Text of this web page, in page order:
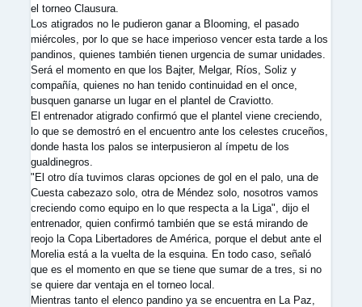
el torneo Clausura.
Los atigrados no le pudieron ganar a Blooming, el pasado
miércoles, por lo que se hace imperioso vencer esta tarde a los
pandinos, quienes también tienen urgencia de sumar unidades.
Será el momento en que los Bajter, Melgar, Ríos, Soliz y
compañía, quienes no han tenido continuidad en el once,
busquen ganarse un lugar en el plantel de Craviotto.
El entrenador atigrado confirmó que el plantel viene creciendo,
lo que se demostró en el encuentro ante los celestes cruceños,
donde hasta los palos se interpusieron al ímpetu de los
gualdinegros.
"El otro día tuvimos claras opciones de gol en el palo, una de
Cuesta cabezazo solo, otra de Méndez solo, nosotros vamos
creciendo como equipo en lo que respecta a la Liga", dijo el
entrenador, quien confirmó también que se está mirando de
reojo la Copa Libertadores de América, porque el debut ante el
Morelia está a la vuelta de la esquina. En todo caso, señaló
que es el momento en que se tiene que sumar de a tres, si no
se quiere dar ventaja en el torneo local.
Mientras tanto el elenco pandino ya se encuentra en La Paz,